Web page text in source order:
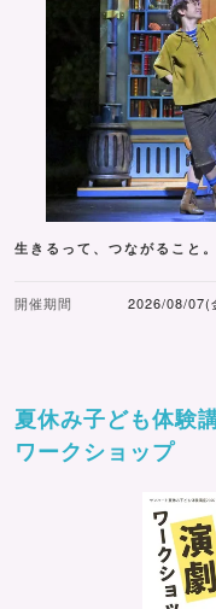
生きるって、つながること。
開催期間 2026/08/07(
夏休み子ども体験
ワークショップ